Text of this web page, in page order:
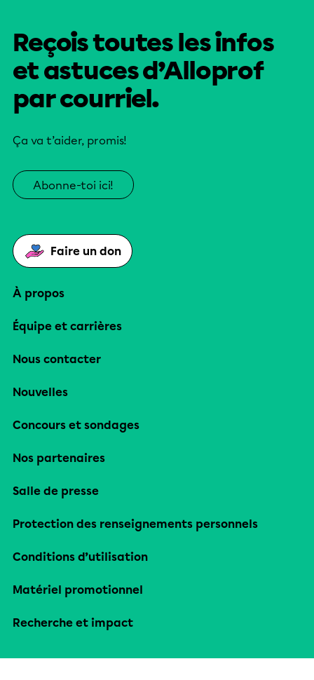
Reçois toutes les infos
et astuces d’Alloprof
par courriel.
Ça va t’aider, promis!
Abonne-toi ici!
Faire un don
À propos
Équipe et carrières
Nous contacter
Nouvelles
Concours et sondages
Nos partenaires
Salle de presse
Protection des renseignements personnels
Conditions d’utilisation
Matériel promotionnel
Recherche et impact